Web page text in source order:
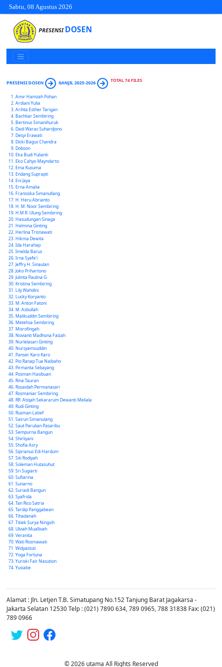
Sabtu, 08 Agustus 2026
PRESENSI DOSEN
PRESENSI DOSEN GANJIL 2025-2026 TOTAL 74 FILES
Amir Hamzah Pohan
Ardiani Yulia
Arihta Esther Tarigan
Bachtiar Sembiring
Bertinus Simanihuruk
Dadi Waras Suhardjono
Desyi Erawati
Dicki Bagus Chandra
Dobson
Eka Budi Yulianti
Eko Cahyo Mayndarto
Ema Kusuma
Endang Suprapti
Eni Jaya
Erna Amalia
Fransiska Simanullang
H. Heru Abrianto
H. M. Noor Sembiring
H.M.R. Ulung Sembiring
Hasudungan Sinaga
Helmina Ginting
Herlina Trisnawati
Hikma Dewita
Ida Harahap
Imelda Barus
Irna Syafe'i
Jeffry H. Sinaulan
Joko Prihartono
Julinta Paulina G
Kristina Sembiring
Lily Wahdini
Lucky Koryanto
M. Anton Fatoni
M. Asbullah
Malikuddin Sembiring
Metehsa Sembiring
Misrofingah
Novianti Madhona Faizah
Nurlelasari Ginting
Nursyamsuddin
Panser Karo Karo
Pio Ranap Tua Naibaho
Pirmanta Sebayang
Posman Hasibuan
Rina Tauran
Rosaidah Permanasari
Rosmaniar Sembiring
RR. Atiqah Sekararum Dewanti Meliala
Rudi Ginting
Rusman Latief
Sairun Simanulang
Saut Parulian Pasaribu
Sempurna Bangun
Shirliyani
Shofia Asry
Siprianus Edi Hardum
Siti Rodiyah
Soleman Hutasuhut
Sri Sugiarti
Sufiarina
Sunarno
Suriadi Bangun
Syafrida
Tan Rico Satria
Tardip Panggabean
Tihadanah
Titiek Surya Ningsih
Ulviah Muallivah
Veranita
Wati Rosmawati
Widyastuti
Yoga Fortuna
Yuriski Fair Nasution
Yusiatie
Alamat : Jln. Letjen T.B. Simatupang No.152 Tanjung Barat Jagakarsa -
Jakarta Selatan 12530 Telp : (021) 7890 634, 789 0965, 788 31838 Fax: (021)
789 0966
© 2026 utama All Rights Reserved